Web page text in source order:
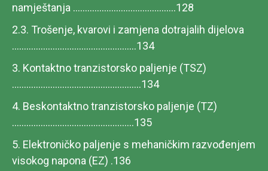
namještanja ...........................................128
2.3. Trošenje, kvarovi i zamjena dotrajalih dijelova
....................................................134
3. Kontaktno tranzistorsko paljenje (TSZ)
......................................................134
4. Beskontaktno tranzistorsko paljenje (TZ)
...................................................135
5. Elektroničko paljenje s mehaničkim razvođenjem
visokog napona (EZ) .136